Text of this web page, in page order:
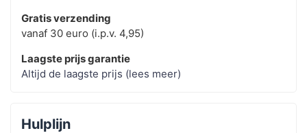
Gratis verzending
vanaf 30 euro (i.p.v. 4,95)
Laagste prijs garantie
Altijd de laagste prijs (lees meer)
Hulplijn